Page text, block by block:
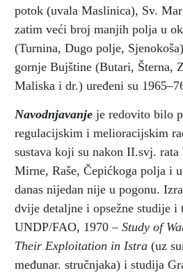
potok (uvala Maslinica), Sv.
zatim veći broj manjih polja u
(Turnina, Dugo polje,
gornje Bujštine (Butari, Šterna,
Maliska i dr.) uređeni su
Navodnjavanje je redovito bilo
regulacijskim i melioracijskim
sustava koji su nakon II.svj.
Mirne, Raše, Čepićkoga polja i
danas nijedan nije u pogonu.
dvije detaljne i opsežne studije i
UNDP/FAO, 1970 – Study of
Their Exploitation in Istra (uz
međunar. stručnjaka) i studija